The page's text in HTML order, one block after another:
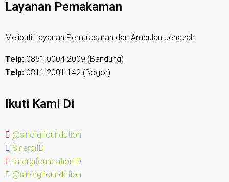
Layanan Pemakaman
Meliputi Layanan Pemulasaran dan Ambulan Jenazah
Telp: 0851 0004 2009 (Bandung)
Telp: 0811 2001 142 (Bogor)
Ikuti Kami Di
@sinergifoundation
SinergiID
sinergifoundationID
@sinergifoundation